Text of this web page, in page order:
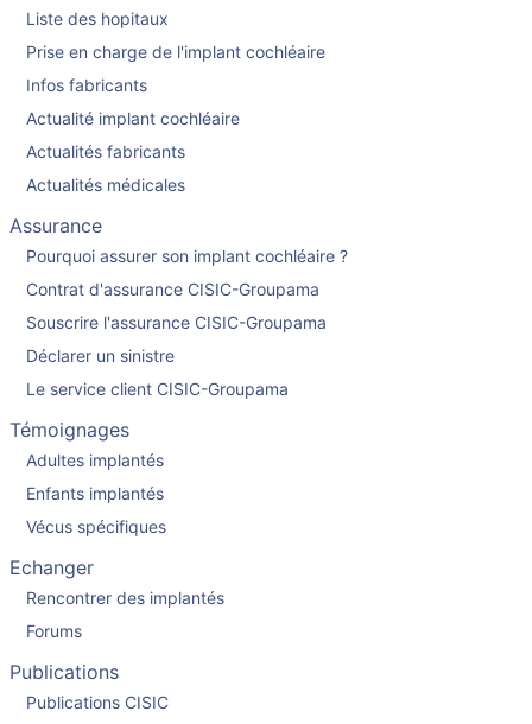
Liste des hopitaux
Prise en charge de l'implant cochléaire
Infos fabricants
Actualité implant cochléaire
Actualités fabricants
Actualités médicales
Assurance
Pourquoi assurer son implant cochléaire ?
Contrat d'assurance CISIC-Groupama
Souscrire l'assurance CISIC-Groupama
Déclarer un sinistre
Le service client CISIC-Groupama
Témoignages
Adultes implantés
Enfants implantés
Vécus spécifiques
Echanger
Rencontrer des implantés
Forums
Publications
Publications CISIC